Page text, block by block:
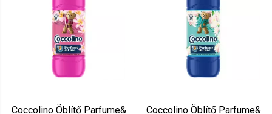
Coccolino Öblítő Parfume& Coccolino Öblítő Parfume&